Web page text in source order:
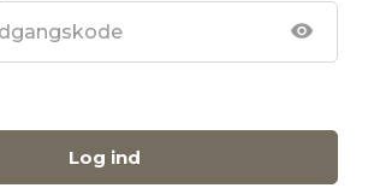
Log ind